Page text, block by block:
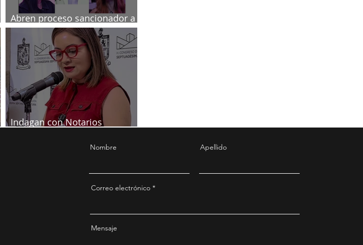
Abren proceso sancionador a
diputadas poblanas
Indagan con Notarios
Nombre Apellido
Correo electrónico
Mensaje